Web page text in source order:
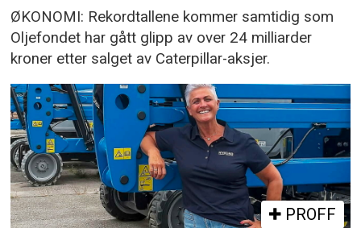
ØKONOMI: Rekordtallene kommer samtidig som
Oljefondet har gått glipp av over 24 milliarder
kroner etter salget av Caterpillar-aksjer.
PROFF